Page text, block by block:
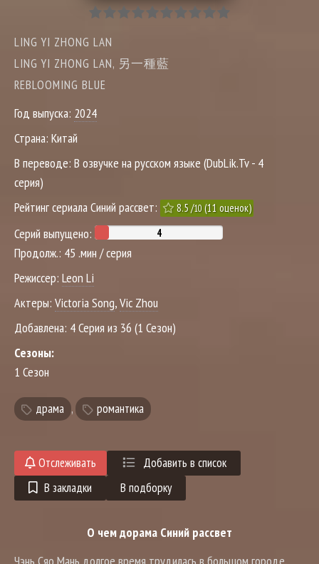
LING YI ZHONG LAN
LING YI ZHONG LAN, 另一種藍
REBLOOMING BLUE
Год выпуска: 2024
Страна: Китай
В переводе: В озвучке на русском языке (DubLik.Tv - 4
серия)
Рейтинг сериала Синий рассвет:
8.5/10(11 оценок)
Серий выпущено:
Продолж.: 45 .мин / серия
Режиссер: Leon Li
Актеры: Victoria Song,Vic Zhou
Добавлена: 4 Серия из 36 (1 Сезон)
Сезоны:
1 Сезон
драма , романтика
Отслеживать
Добавить в список
В закладки
В подборку
О чем дорама Синий рассвет